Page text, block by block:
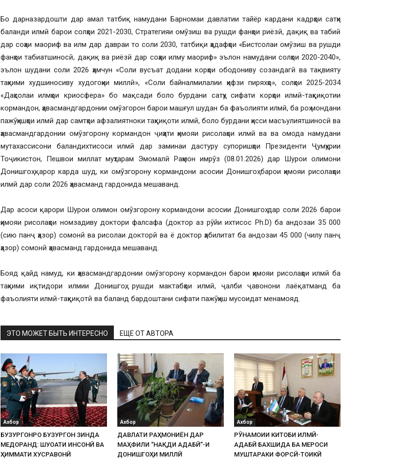
Бо дарназардошти дар амал татбиқ намудани Барномаи давлатии тайёр кардани кадрҳои сатҳи
баланди илмӣ барои солҳои 2021-2030, Стратегияи омӯзиш ва рушди фанҳои риёзӣ, дақиқ ва табиӣ
дар соҳаи маориф ва илм дар давраи то соли 2030, татбиқи ҳадафҳои «Бистсолаи омӯзиш ва рушди
фанҳои табиатшиносӣ, дақиқ ва риёзӣ дар соҳаи илму маориф» эълон намудани солҳои 2020-2040»,
эълон шудани соли 2026 ҳамчун «Соли вусъат додани корҳои ободониву созандагӣ ва тақвияту
таҳкими худшиносиву худогоҳии миллӣ», «Соли байналмилалии ҳифзи пиряхҳо», солҳои 2025-2034
«Даҳсолаи илмҳои криосфера» бо мақсади боло бурдани сатҳу сифати корҳои илмӣ-таҳқиқотии
кормандон, ҳавасмандгардонии омӯзгорон барои машғул шудан ба фаъолияти илмӣ, ба роҳ мондани
пажӯҳишҳои илмӣ дар самтҳои афзалиятноки таҳқиқоти илмӣ, боло бурдани ҳисси масъулиятшиносӣ ва
ҳавасмандгардонии омӯзгорону кормандон ҷиҳати ҳимояи рисолаҳои илмӣ ва ва омода намудани
мутахассисони баландихтисоси илмӣ дар заминаи дастуру супоришҳои Президенти Ҷумҳурии
Тоҷикистон, Пешвои миллат муҳтарам Эмомалӣ Раҳмон имрӯз (08.01.2026) дар Шурои олимони
Донишгоҳ қарор карда шуд, ки омӯзгорону кормандони асосии Донишгоҳ барои ҳимояи рисолаҳои
илмӣ дар соли 2026 ҳавасманд гардонида мешаванд.
Дар асоси қарори Шурои олимон омӯзгорону кормандони асосии Донишгоҳ дар соли 2026 барои
ҳимояи рисолаҳои номзадиву доктори фалсафа (доктор аз рӯйи ихтисос Ph.D) ба андозаи 35 000
(сию панҷ ҳазор) сомонӣ ва рисолаи докторӣ ва ё доктор ҳабилитат ба андозаи 45 000 (чилу панҷ
ҳазор) сомонӣ ҳавасманд гардонида мешаванд.
Бояд қайд намуд, ки ҳавасмандгардонии омӯзгорону кормандон барои ҳимояи рисолаҳои илмӣ ба
таҳкими иқтидори илмии Донишгоҳ, рушди мактабҳои илмӣ, ҷалби ҷавонони лаёқатманд ба
фаъолияти илмӣ-таҳқиқотӣ ва баланд бардоштани сифати пажӯҳиш мусоидат менамояд.
ЭТО МОЖЕТ БЫТЬ ИНТЕРЕСНО ЕЩЕ ОТ АВТОРА
Ахбор
БУЗУРГОНРО БУЗУРГОН ЗИНДА
МЕДОРАНД: ШУҶОАТИ ИНСОНӢ ВА
ҲИММАТИ ХУСРАВОНӢ
Ахбор
ДАВЛАТИ РАҲМОНИЁН ДАР
МАҲФИЛИ “НАҚДИ АДАБӢ”-И
ДОНИШГОҲИ МИЛЛӢ
Ахбор
РӮНАМОИИ КИТОБИ ИЛМӢ-
АДАБӢ БАХШИДА БА МЕРОСИ
МУШТАРАКИ ФОРСӢ-ТОҶИКӢ